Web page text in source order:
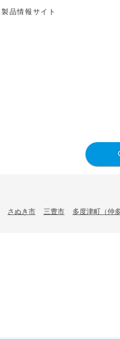
製品情報サイト
さぬき市 三豊市 多度津町（仲